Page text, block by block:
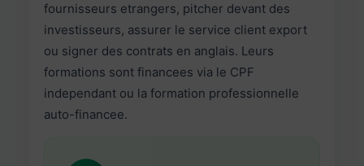
fournisseurs etrangers, pitcher devant des
investisseurs, assurer le service client export
ou signer des contrats en anglais. Leurs
formations sont financees via le CPF
independant ou la formation professionnelle
auto-financee.